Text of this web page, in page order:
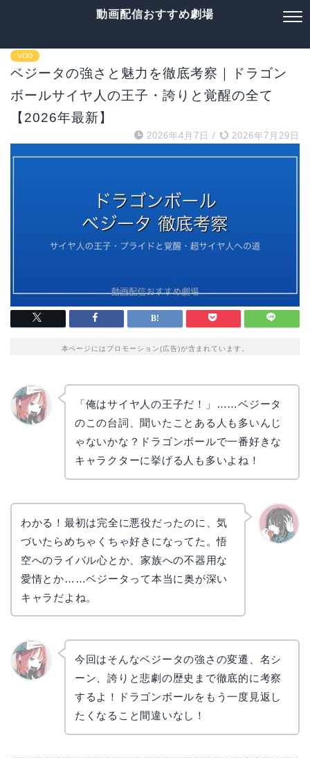
動画配信おすすめ劇場
VOD
ベジータの強さと魅力を徹底考察｜ドラゴン
ボールサイヤ人の王子・誇りと覚醒の全て
【2026年最新】
2026年4月7日 / 2026年7月29日
本ページにはプロモーション(広告)が含まれています。
「俺はサイヤ人の王子だ！」……ベジータ
のこの台詞、聞いたことある人も多いんじ
ゃないかな？ドラゴンボールで一番好きな
キャラクターに挙げる人も多いよね！
わかる！最初は完全に悪役だったのに、気
づいたらめちゃくちゃ好きになってた。悟
空へのライバル心とか、家族への不器用な
愛情とか……ベジータって本当に奥が深い
キャラだよね。
今回はそんなベジータの強さの変遷、名シ
ーン、誇りと悲劇の歴史まで徹底的に考察
するよ！ドラゴンボールをもう一度見返し
たくなること間違いなし！